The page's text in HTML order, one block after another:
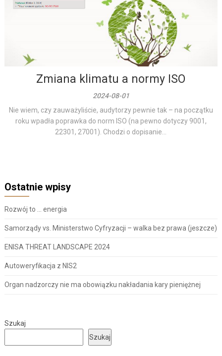
Zmiana klimatu a normy ISO
2024-08-01
Nie wiem, czy zauważyliście, audytorzy pewnie tak – na początku
roku wpadła poprawka do norm ISO (na pewno dotyczy 9001,
22301, 27001). Chodzi o dopisanie...
Ostatnie wpisy
Rozwój to … energia
Samorządy vs. Ministerstwo Cyfryzacji – walka bez prawa (jeszcze)
ENISA THREAT LANDSCAPE 2024
Autoweryfikacja z NIS2
Organ nadzorczy nie ma obowiązku nakładania kary pieniężnej
Szukaj
Szukaj